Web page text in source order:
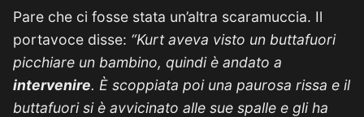
Pare che ci fosse stata un’altra scaramuccia. Il
portavoce disse: “Kurt aveva visto un buttafuori
picchiare un bambino, quindi è andato a
intervenire. È scoppiata poi una paurosa rissa e il
buttafuori si è avvicinato alle sue spalle e gli ha